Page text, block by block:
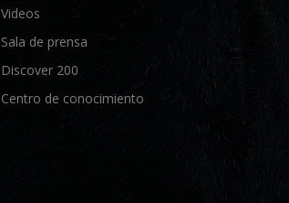
Videos
Sala de prensa
Discover 200
Centro de conocimiento